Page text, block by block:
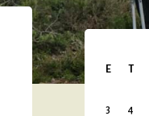
E
T
3
4